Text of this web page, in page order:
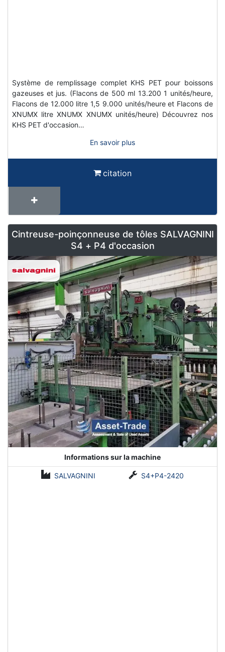
Système de remplissage complet KHS PET pour boissons
gazeuses et jus. (Flacons de 500 ml 13.200 1 unités/heure,
Flacons de 12.000 litre 1,5 9.000 unités/heure et Flacons de
XNUMX litre XNUMX XNUMX unités/heure) Découvrez nos
KHS PET d'occasion…
En savoir plus
citation
Cintreuse-poinçonneuse de tôles SALVAGNINI
S4 + P4 d'occasion
Informations sur la machine
SALVAGNINI S4+P4-2420